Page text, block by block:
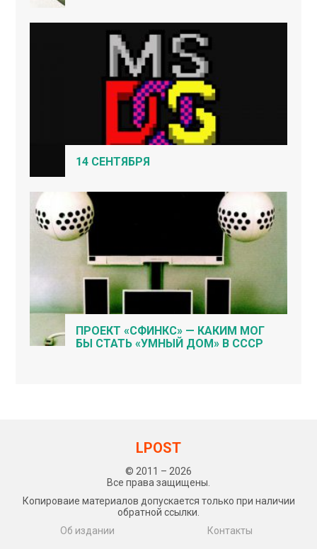
14 СЕНТЯБРЯ
ПРОЕКТ «СФИНКС» — КАКИМ МОГ
БЫ СТАТЬ «УМНЫЙ ДОМ» В СССР
LPOST
© 2011 – 2026
Все права защищены.
Копироваие материалов допускается только при наличии
обратной ссылки.
Об издании
Контакты